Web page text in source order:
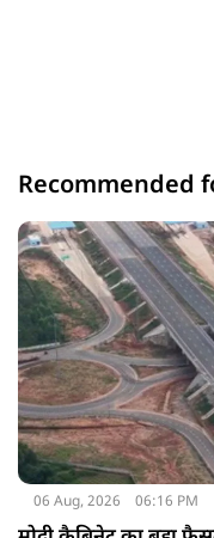
Recommended
06 Aug, 2026 06:16 PM